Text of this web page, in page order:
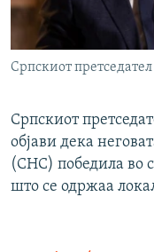
Српскиот
Српскиот
објави дека
(СНС) победила во
што се одржаа